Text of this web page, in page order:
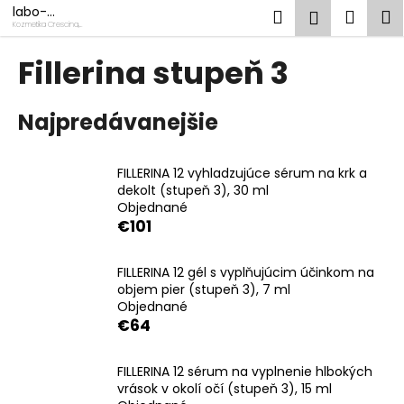
Prejsť
na
obsah
labo-
swiss.sk
kozmetika
Kozmetika Crescina,
Fillerina, Oxy-Treat
Hľadať
Fillerina stupeň 3
Najpredávanejšie
FILLERINA 12 vyhladzujúce sérum na krk a
dekolt (stupeň 3), 30 ml
Objednané
€101
FILLERINA 12 gél s vyplňujúcim účinkom na
objem pier (stupeň 3), 7 ml
Objednané
€64
FILLERINA 12 sérum na vyplnenie hlbokých
vrások v okolí očí (stupeň 3), 15 ml
K
o
o